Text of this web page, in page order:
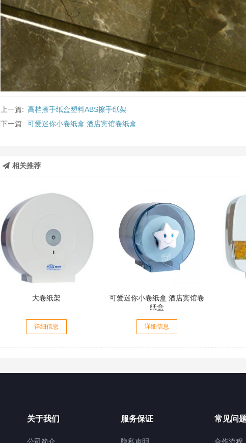
上一篇: 高档擦手纸盒塑料ABS擦手纸架
下一篇: 可爱迷你小卷纸盒 酒店宾馆卷纸盒
相关推荐
大卷纸架
详细信息
可爱迷你小卷纸盒 酒店宾馆卷
纸盒
详细信息
关于我们 服务保证 常见问